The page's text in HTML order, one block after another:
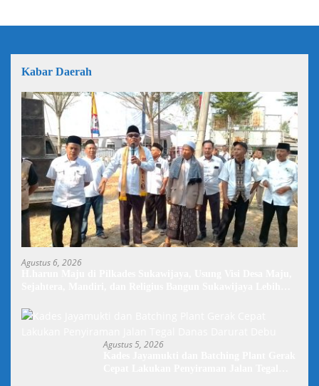
Kabar Daerah
Agustus 6, 2026
Agustus 5, 2026